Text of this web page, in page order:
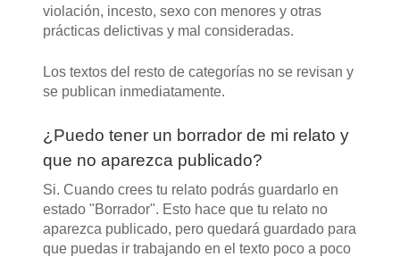
violación, incesto, sexo con menores y otras
prácticas delictivas y mal consideradas.
Los textos del resto de categorías no se revisan y
se publican inmediatamente.
¿Puedo tener un borrador de mi relato y
que no aparezca publicado?
Si. Cuando crees tu relato podrás guardarlo en
estado "Borrador". Esto hace que tu relato no
aparezca publicado, pero quedará guardado para
que puedas ir trabajando en el texto poco a poco